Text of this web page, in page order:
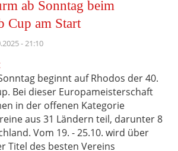
ab Sonntag beim
Cup am Start
- 21:10
beginnt auf Rhodos der 40.
Bei dieser Europameisterschaft
in der offenen Kategorie
aus 31 Ländern teil, darunter 8
Vom 19. - 25.10. wird über
Titel des besten Vereins